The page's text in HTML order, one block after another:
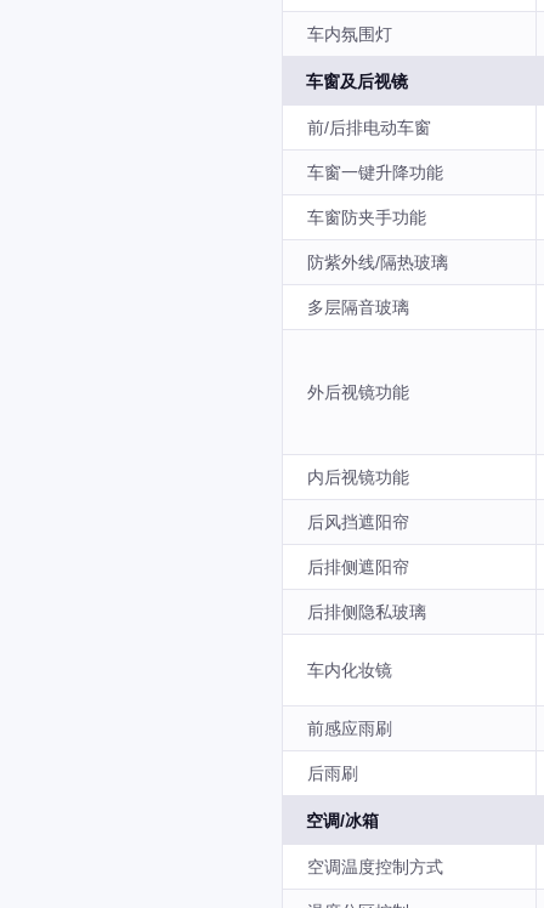
车内氛围灯
车窗及后视镜
前/后排电动车窗
车窗一键升降功能
车窗防夹手功能
防紫外线/隔热玻璃
多层隔音玻璃
外后视镜功能
内后视镜功能
后风挡遮阳帘
后排侧遮阳帘
后排侧隐私玻璃
车内化妆镜
前感应雨刷
后雨刷
空调/冰箱
空调温度控制方式